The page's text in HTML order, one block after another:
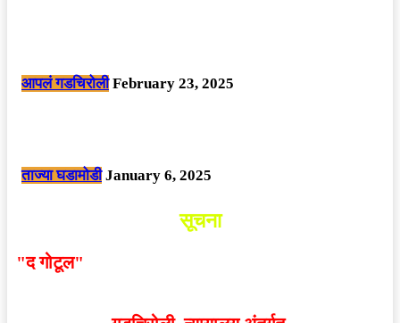
आपलं गडचिरोली February 23, 2025
ताज्या घडामोडी January 6, 2025
सूचना
"द गोटूल"